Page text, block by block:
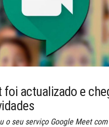
foi actualizado e
o seu serviço Google Meet